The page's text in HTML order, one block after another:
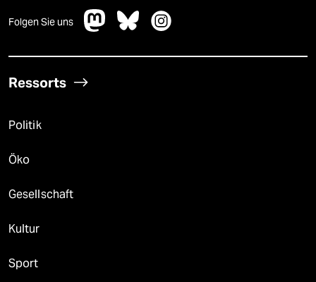
Folgen Sie uns
Ressorts
Politik
Öko
Gesellschaft
Kultur
Sport